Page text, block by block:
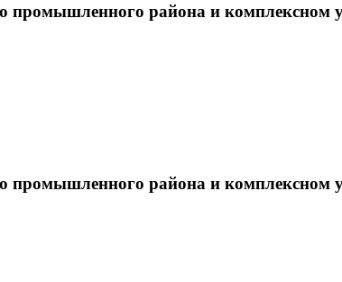
промышленного района и комплексном
промышленного района и комплексном